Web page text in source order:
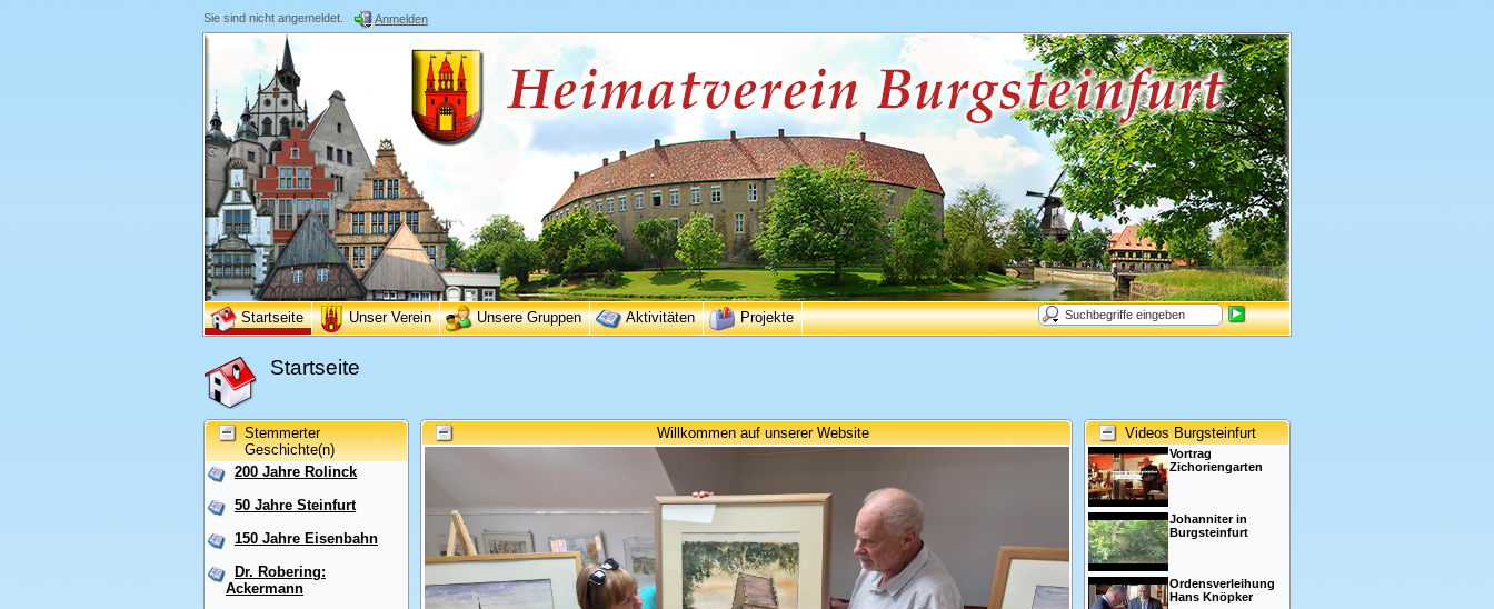
Sie sind nicht angemeldet. Anmelden
Startseite Unser Verein Unsere Gruppen Aktivitäten Projekte
Startseite
Stemmerter
Geschichte(n)
200 Jahre Rolinck
50 Jahre Steinfurt
150 Jahre Eisenbahn
Dr. Robering:
Ackermann
Willkommen auf unserer Website Videos Burgsteinfurt
Vortrag
Zichoriengarten
Johanniter in
Burgsteinfurt
Ordensverleihung
Hans Knöpker